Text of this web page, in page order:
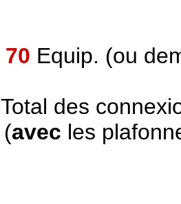
70 Equip. (ou
Total des
(avec les